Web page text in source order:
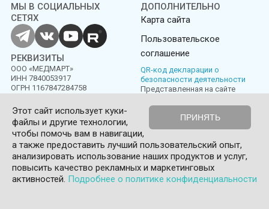
0
ДОПОЛНИТЕЛЬНО
Карта сайта
Пользовательское
соглашение
QR-код декларации о
безопасности деятельности
Представленная на сайте
публичной офертой
МЫ В СОЦИАЛЬНЫХ
СЕТЯХ
РЕКВИЗИТЫ
ООО «МЕДМАРТ»
ИНН 7840053917
ОГРН 1167847284758
© Medmart 2016-2026
Политика конфиденциальности Пользовательское соглашение
ПРИНЯТЬ
Этот сайт использует куки-
файлы и другие технологии,
чтобы помочь вам в навигации,
а также предоставить лучший пользовательский опыт,
анализировать использование наших продуктов и услуг,
повысить качество рекламных и маркетинговых
активностей. Подробнее о политике конфиденциальности